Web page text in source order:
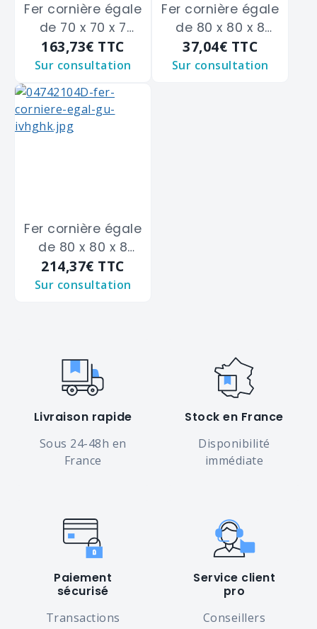
Fer cornière égale
de 70 x 70 x 7
m/m
163,73€ TTC
Sur consultation
Fer cornière égale
de 80 x 80 x 8
m/m
37,04€ TTC
Sur consultation
Fer cornière égale
de 80 x 80 x 8
m/m
214,37€ TTC
Sur consultation
Livraison rapide
Sous 24-48h en
France
Stock en France
Disponibilité
immédiate
Paiement
sécurisé
Transactions
Service client
pro
Conseillers